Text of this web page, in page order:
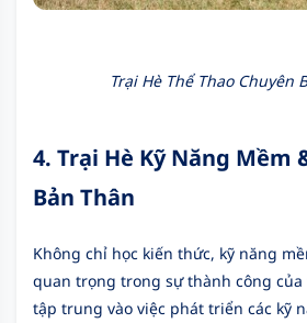
Trại Hè Thể Thao Chuyên
4. Trại Hè Kỹ Năng Mềm
Bản Thân
Không chỉ học kiến thức, kỹ năng
quan trọng trong sự thành công của
tập trung vào việc phát triển các kỹ